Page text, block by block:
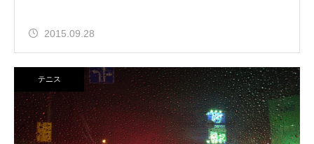
2015.09.28
テニス